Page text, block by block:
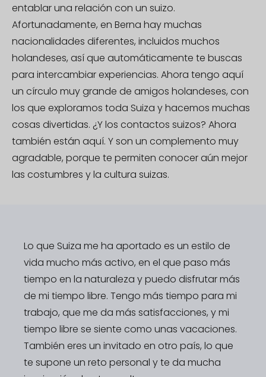
entablar una relación con un suizo.
Afortunadamente, en Berna hay muchas
nacionalidades diferentes, incluidos muchos
holandeses, así que automáticamente te buscas
para intercambiar experiencias. Ahora tengo aquí
un círculo muy grande de amigos holandeses, con
los que exploramos toda Suiza y hacemos muchas
cosas divertidas. ¿Y los contactos suizos? Ahora
también están aquí. Y son un complemento muy
agradable, porque te permiten conocer aún mejor
las costumbres y la cultura suizas.
Lo que Suiza me ha aportado es un estilo de
vida mucho más activo, en el que paso más
tiempo en la naturaleza y puedo disfrutar más
de mi tiempo libre. Tengo más tiempo para mi
trabajo, que me da más satisfacciones, y mi
tiempo libre se siente como unas vacaciones.
También eres un invitado en otro país, lo que
te supone un reto personal y te da mucha